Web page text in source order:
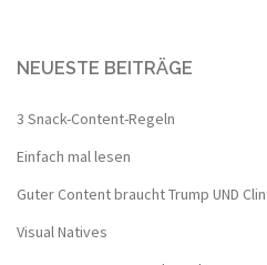
NEUESTE BEITRÄGE
3 Snack-Content-Regeln
Einfach mal lesen
Guter Content braucht Trump UND
Visual Natives